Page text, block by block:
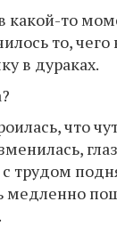
какой-то
то,
в дураках.
что
трудом
медленно